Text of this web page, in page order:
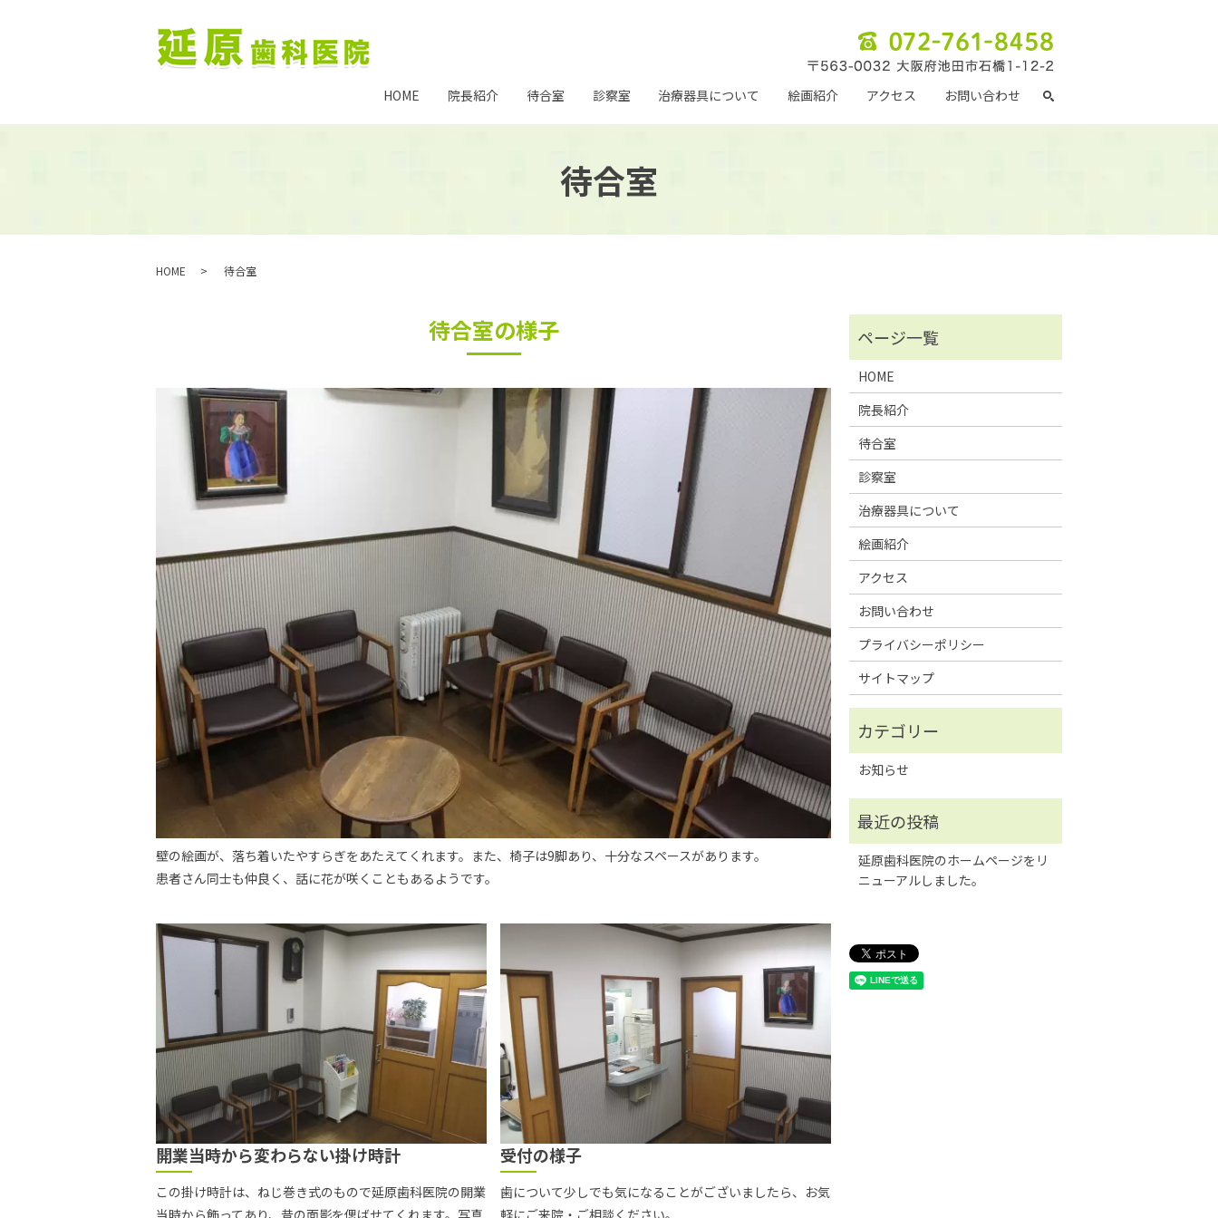
HOME 院長紹介 待合室 診察室 治療器具について 絵画紹介 アクセス お問い合わせ
待合室
HOME 待合室
待合室の様子
壁の絵画が、落ち着いたやすらぎをあたえてくれます。また、椅子は9脚あり、十分なスペースがあります。
患者さん同士も仲良く、話に花が咲くこともあるようです。
開業当時から変わらない掛け時計
この掛け時計は、ねじ巻き式のもので延原歯科医院の開業
受付の様子
歯について少しでも気になることがございましたら、お気
HOME
院長紹介
待合室
診察室
治療器具について
絵画紹介
アクセス
お問い合わせ
プライバシーポリシー
サイトマップ
お知らせ
延原歯科医院のホームページをリ
ニューアルしました。